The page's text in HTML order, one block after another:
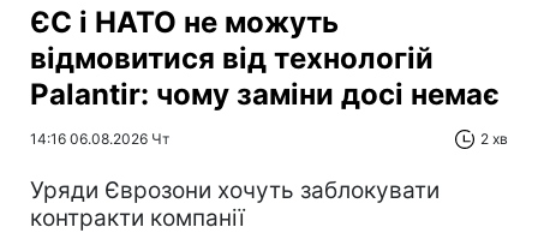
ЄС і НАТО не можуть
відмовитися від технологій
Palantir: чому заміни досі немає
14:16 06.08.2026 Чт 2 хв
Уряди Єврозони хочуть заблокувати
контракти компанії